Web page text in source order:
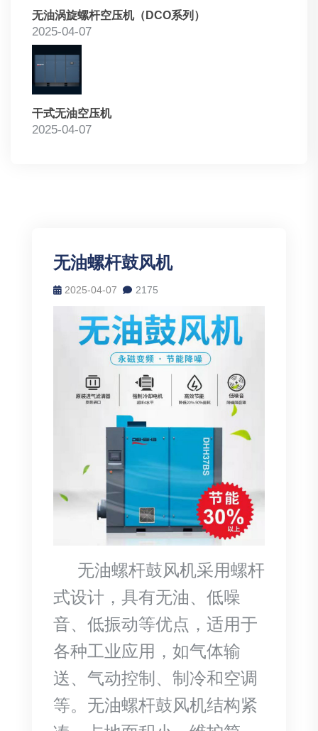
无油涡旋螺杆空压机（DCO系列）
2025-04-07
干式无油空压机
2025-04-07
无油螺杆鼓风机
2025-04-07 2175
无油螺杆鼓风机采用螺杆
式设计，具有无油、低噪
音、低振动等优点，适用于
各种工业应用，如气体输
送、气动控制、制冷和空调
等。无油螺杆鼓风机结构紧